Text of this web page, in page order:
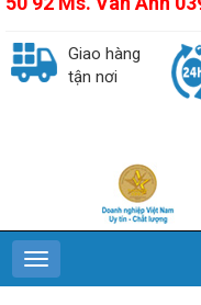
Giao hàng
tận nơi